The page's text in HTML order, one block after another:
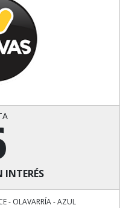
INTERÉS
- OLAVARRÍA - AZUL